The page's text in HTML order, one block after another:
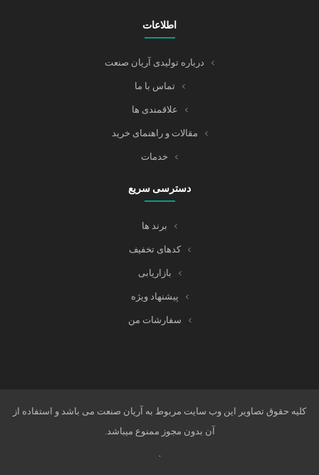
اطلاعات
درباره تولیدی آریان صنعت
تماس با ما
علاقمندی ها
مقالات و راهنمای خرید
خدمات
دسترسی سریع
برند ها
کدهای تخفیف
بازاریابی
پیشنهاد ویژه
سفارشات من
کلیه حقوق تصاویر این وب سایت مربوط به آریان صنعت می باشد و استفاده از
آن بدون مجوز ممنوع میباشد.